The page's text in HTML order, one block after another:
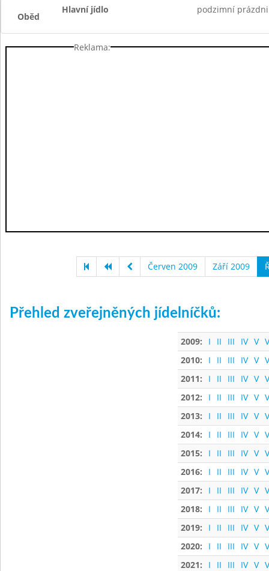
Oběd
Hlavní jídlo podzimní
Reklama:
Červen 2009 Září 2009
Přehled zveřejněných jídelníčků:
2009: I II III IV V
2010:
I II III IV V
2011:
I II III IV V
2012:
I II III IV V
2013:
I II III IV V
2014:
I II III IV V
2015:
I II III IV V
2016:
I II III IV V
2017:
I II III IV V
2018:
I II III IV V
2019:
I II III IV V
2020:
I II III IV V
2021:
I II III IV V